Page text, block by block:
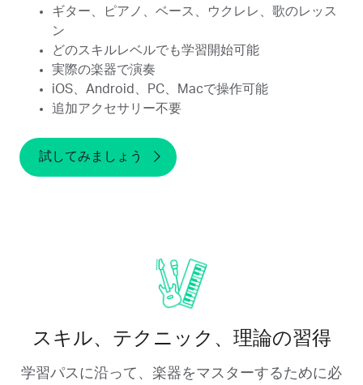
ギター、ピアノ、ベース、ウクレレ、歌のレッス
ン
どのスキルレベルでも学習開始可能
実際の楽器で演奏
iOS、Android、PC、Macで操作可能
追加アクセサリー不要
試してみましょう
スキル、テクニック、理論の習得
学習パスに沿って、楽器をマスターするために必